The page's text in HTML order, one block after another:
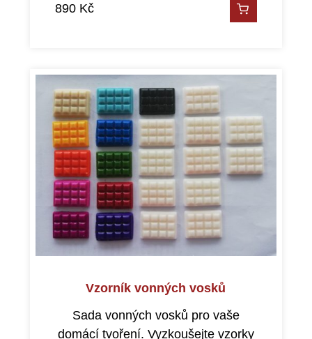
890Kč
Vzorník vonných vosků
Sada vonných vosků pro vaše
domácí tvoření. Vyzkoušejte vzorky